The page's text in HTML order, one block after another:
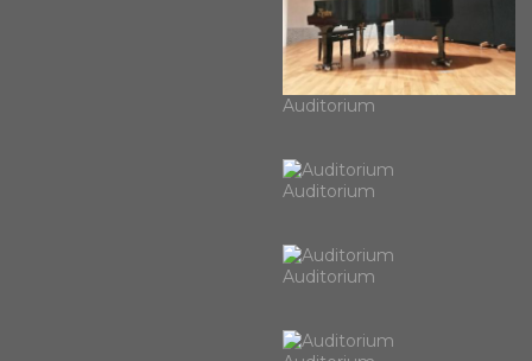
Auditorium
Auditorium
Auditorium